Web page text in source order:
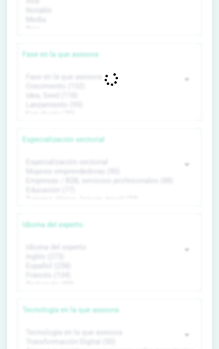
Fase en la que asesora
Especialización sectorial
Idioma del experto
Tecnología en la que asesora